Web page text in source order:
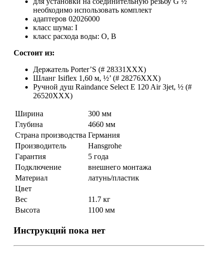
необходимо использовать комплект
адаптеров 02026000
класс шума: I
класс расхода воды: O, B
Cостоит из:
Держатель Porter’S (# 28331XXX)
Шланг Isiflex 1,60 м, ½’ (# 28276XXX)
Ручной душ Raindance Select E 120 Air 3jet, ½ (#
26520XXX)
Ширина
300 мм
Глубина
4660 мм
Страна производства Германия
Производитель
Hansgrohe
Гарантия
5 года
Подключение
внешнего монтажа
Материал
латунь/пластик
Цвет
Вес
11.7 кг
Высота
1100 мм
Инструкций пока нет